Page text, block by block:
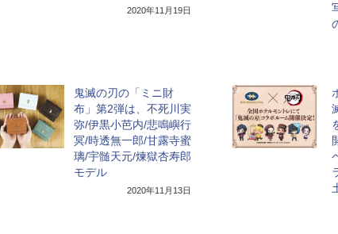
2020年11月19日
鬼滅の刃の「ミニ財
布」第2弾は、不死川実
弥/伊黒小芭内/悲鳴嶼行
冥/時透無一郎/甘露寺蜜
璃/宇髄天元/煉獄杏寿郎
モデル
2020年11月13日